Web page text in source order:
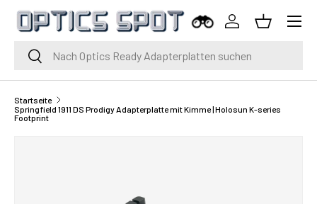
Zum Inhalt springen
SucheSuche
Einloggen
Korb
Menü
Startseite
Springfield 1911 DS Prodigy Adapterplatte mit Kimme | Holosun K-series
Footprint